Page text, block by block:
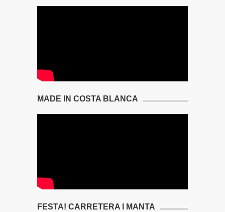
MADE IN COSTA BLANCA
FESTA! CARRETERA I MANTA